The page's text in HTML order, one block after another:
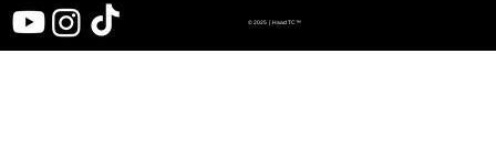
© 2025 | HaadTC™